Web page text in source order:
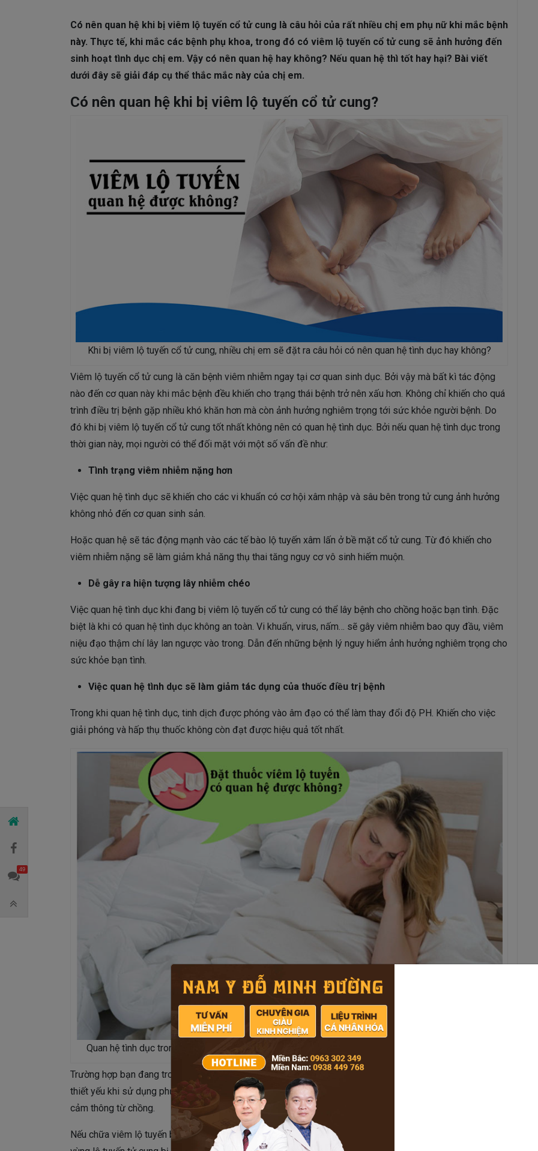
NHA KHOA Viêm Nướu Răng Sâu Răng Viêm Nha Chu Đau Răng Răng Ê Buốt Viêm
Có nên quan hệ khi bị viêm lộ tuyến cổ tử cung là câu hỏi của rất nhiều chị em phụ nữ khi mắc bệnh
này. Thực tế, khi mắc các bệnh phụ khoa, trong đó có viêm lộ tuyến cổ tử cung sẽ ảnh hưởng đến
sinh hoạt tình dục chị em. Vậy có nên quan hệ hay không? Nếu quan hệ thì tốt hay hại? Bài viết
dưới đây sẽ giải đáp cụ thể thắc mắc này của chị em.
Có nên quan hệ khi bị viêm lộ tuyến cổ tử cung?
Khi bị viêm lộ tuyến cổ tử cung, nhiều chị em sẽ đặt ra câu hỏi có nên quan hệ tình dục hay không?
Viêm lộ tuyến cổ tử cung là căn bệnh viêm nhiễm ngay tại cơ quan sinh dục. Bởi vậy mà bất kì tác động
nào đến cơ quan này khi mắc bệnh đều khiến cho trạng thái bệnh trở nên xấu hơn. Không chỉ khiến cho quá
trình điều trị bệnh gặp nhiều khó khăn hơn mà còn ảnh hưởng nghiêm trọng tới sức khỏe người bệnh. Do
đó khi bị viêm lộ tuyến cổ tử cung tốt nhất không nên có quan hệ tình dục. Bởi nếu quan hệ tình dục trong
thời gian này, mọi người có thể đối mặt với một số vấn đề như:
Tình trạng viêm nhiễm nặng hơn
Việc quan hệ tình dục sẽ khiến cho các vi khuẩn có cơ hội xâm nhập và sâu bên trong tử cung ảnh hưởng
không nhỏ đến cơ quan sinh sản.
Hoặc quan hệ sẽ tác động mạnh vào các tế bào lộ tuyến xâm lấn ở bề mặt cổ tử cung. Từ đó khiến cho
viêm nhiễm nặng sẽ làm giảm khả năng thụ thai tăng nguy cơ vô sinh hiếm muộn.
Dễ gây ra hiện tượng lây nhiễm chéo
Việc quan hệ tình dục khi đang bị viêm lộ tuyến cổ tử cung có thể lây bệnh cho chồng hoặc bạn tình. Đặc
biệt là khi có quan hệ tình dục không an toàn. Vi khuẩn, virus, nấm… sẽ gây viêm nhiễm bao quy đầu, viêm
niệu đạo thậm chí lây lan ngược vào trong. Dẫn đến những bệnh lý nguy hiểm ảnh hưởng nghiêm trọng cho
sức khỏe bạn tình.
Việc quan hệ tình dục sẽ làm giảm tác dụng của thuốc điều trị bệnh
Trong khi quan hệ tình dục, tinh dịch được phóng vào âm đạo có thể làm thay đổi độ PH. Khiến cho việc
giải phóng và hấp thụ thuốc không còn đạt được hiệu quả tốt nhất.
Quan hệ tình dục trong giai đoạn điều trị sẽ làm giảm tác dụng thuốc đặc biệt là các loại thuốc đặt
Trường hợp bạn đang trong quá trình điều trị viêm lộ tuyến tử cung bằng thuốc,
thiết yếu khi sử dụng phương pháp này là chị em nên kiêng cữ tuyệt đối “chuyện ấy”, việc này đòi hỏi sự
cảm thông từ chồng.
Nếu chữa viêm lộ tuyến bằng đốt điện, việc quan hệ tình sẽ tác động đến các mô bị tổn thương khiến cho
49